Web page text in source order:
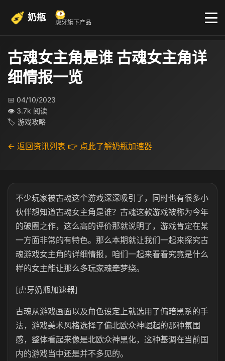
奶瓶 虎牙旗下产品
古魂女主角是谁 古魂女主角详
细情报一览
📅 04/10/2023
👁 3.7k 阅读
🏷 游戏攻略
← 返回资讯列表 👉 点此了解奶瓶加速器
不少玩家被古魂这个游戏深深吸引了，同时也有很多小
伙伴想知道古魂女主角是谁？古魂这款游戏被称为今年
的破圈之作，这么高的评价那就说明了，游戏肯定在某
一方面非常的有特色。那么本期就让我们一起来探究古
魂游戏女主角的详细情报，咱们一起来看看究竟是什么
样的女主能让那么多玩家魂牵梦绕。
[虎牙奶瓶加速器]
古魂从游戏画面以及角色设定上就选用了偏暗黑系的手
法，游戏美术风格选择了偏北欧众神崛起的那种氛围
感，整体看起来像是北欧众神黑化，这种基调在当前国
内的游戏当中还是并不多见的。